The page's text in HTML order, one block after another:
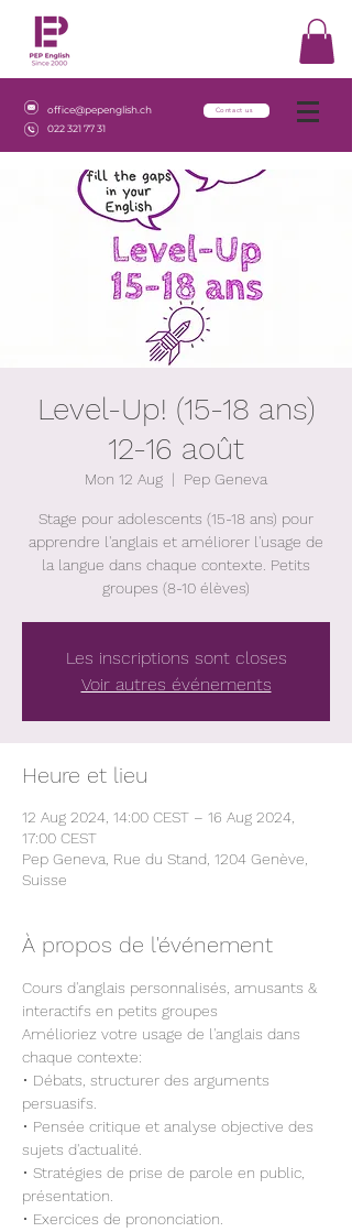
office@pepenglish.ch
022 321 77 31
Contact us
Level-Up! (15-18 ans)
12-16 août
Mon 12 Aug
  |
Pep Geneva
Stage pour adolescents (15-18 ans) pour
apprendre l'anglais et améliorer l'usage de
la langue dans chaque contexte. Petits
groupes (8-10 élèves)
Les inscriptions sont closes
Voir autres événements
Heure et lieu
12 Aug 2024, 14:00 CEST – 16 Aug 2024,
17:00 CEST
Pep Geneva, Rue du Stand, 1204 Genève,
Suisse
À propos de l'événement
Cours d'anglais personnalisés, amusants &
interactifs en petits groupes
Amélioriez votre usage de l'anglais dans
chaque contexte:
• Débats, structurer des arguments
persuasifs.
• Pensée critique et analyse objective des
sujets d'actualité.
• Stratégies de prise de parole en public,
présentation.
• Exercices de prononciation.